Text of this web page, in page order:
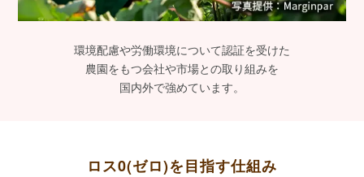
環境配慮や労働環境について認証を受けた
農園をもつ会社や市場との取り組みを
国内外で強めています。
ロス0(ゼロ)を目指す仕組み